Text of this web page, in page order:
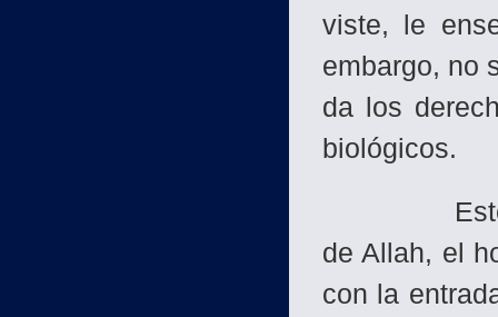
viste, le
embargo, no
da los
biológicos.
Este es
de Allah, el
con la